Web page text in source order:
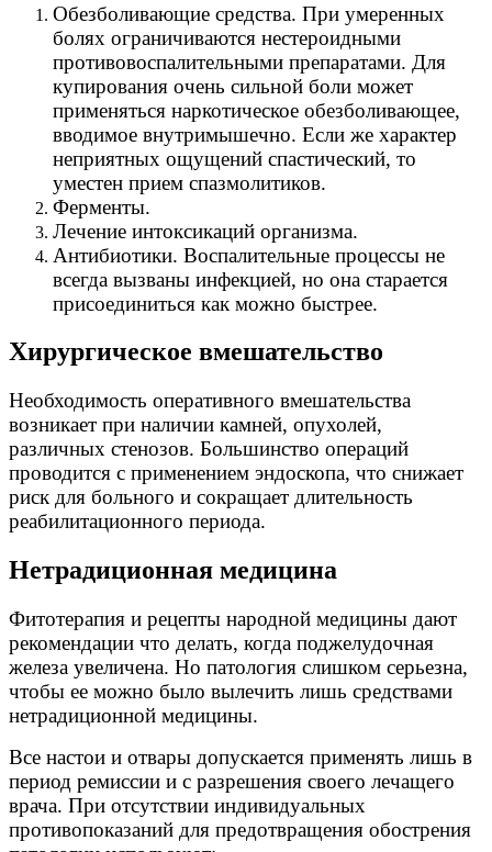
Обезболивающие средства. При умеренных
болях ограничиваются нестероидными
противовоспалительными препаратами. Для
купирования очень сильной боли может
применяться наркотическое обезболивающее,
вводимое внутримышечно. Если же характер
неприятных ощущений спастический, то
уместен прием спазмолитиков.
Ферменты.
Лечение интоксикаций организма.
Антибиотики. Воспалительные процессы не
всегда вызваны инфекцией, но она старается
присоединиться как можно быстрее.
Хирургическое вмешательство
Необходимость оперативного вмешательства
возникает при наличии камней, опухолей,
различных стенозов. Большинство операций
проводится с применением эндоскопа, что снижает
риск для больного и сокращает длительность
реабилитационного периода.
Нетрадиционная медицина
Фитотерапия и рецепты народной медицины дают
рекомендации что делать, когда поджелудочная
железа увеличена. Но патология слишком серьезна,
чтобы ее можно было вылечить лишь средствами
нетрадиционной медицины.
Все настои и отвары допускается применять лишь в
период ремиссии и с разрешения своего лечащего
врача. При отсутствии индивидуальных
противопоказаний для предотвращения обострения